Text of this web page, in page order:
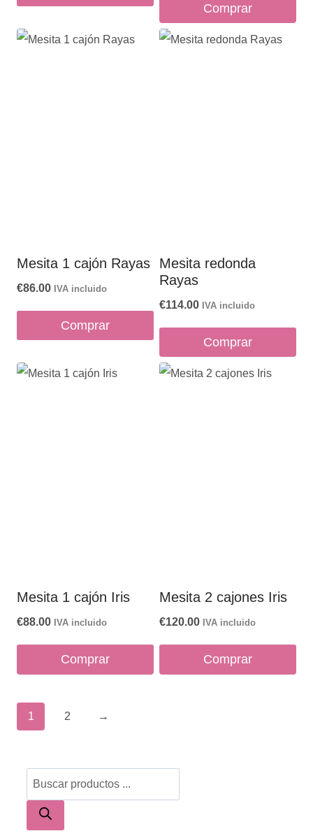
producto
la
página
Comprar
Mesita 1 cajón Rayas
€86.00 IVA incluido
Comprar
Mesita redonda
Rayas
€114.00 IVA incluido
Comprar
Mesita 1 cajón Iris
€88.00 IVA incluido
Comprar
Mesita 2 cajones Iris
€120.00 IVA incluido
Comprar
1 2 →
Búsqueda
de
productos